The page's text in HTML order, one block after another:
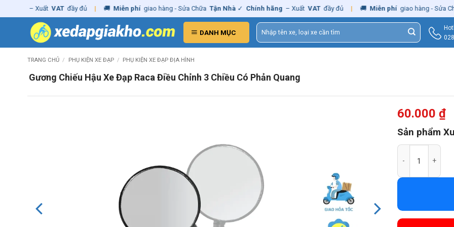
to
– Xuất VAT đầy đủ | 🚚 Miễn phí giao hàng - Sửa Chữa Tận Nhà ✓ Chính hãng – Xuất VAT đầy đủ | 🚚 Miễn phí giao hàng - Sửa Chữa
DANH MỤC
Tìm
kiếm:
TRANG CHỦ / PHỤ KIỆN XE ĐẠP / PHỤ KIỆN XE ĐẠP ĐỊA HÌNH
Gương Chiếu Hậu Xe Đạp Raca Điều Chỉnh 3 Chiều Có Phản Quang
60.000₫
Sản phẩm
Gương Chiếu